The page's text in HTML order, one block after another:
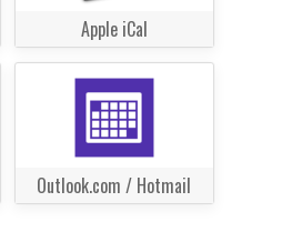
Apple iCal
Outlook.com / Hotmail